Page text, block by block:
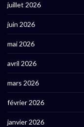
juillet 2026
juin 2026
mai 2026
avril 2026
mars 2026
février 2026
janvier 2026